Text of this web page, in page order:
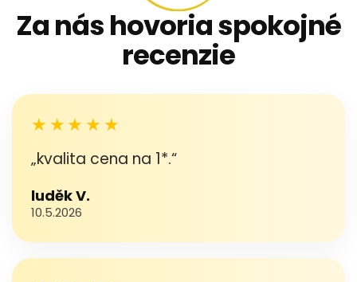
Za nás hovoria spokojné
recenzie
★★★★★
„kvalita cena na 1*.“
luděk V.
10.5.2026